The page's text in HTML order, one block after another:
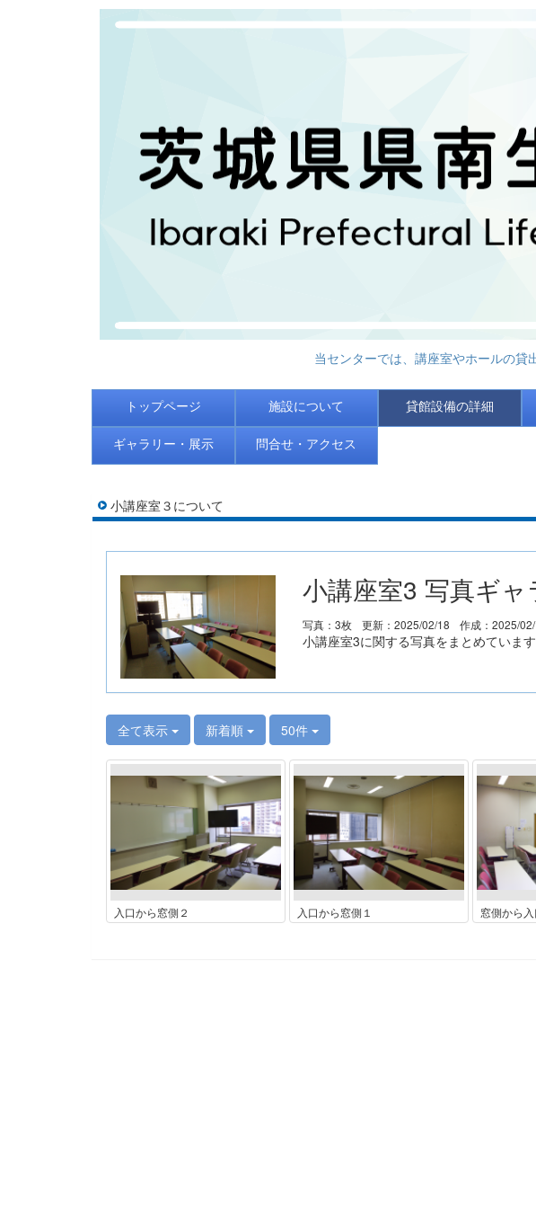
当センターでは、講座室やホールの貸
トップページ 施設について 貸館設備の詳細
ギャラリー・展示 問合せ・アクセス
小講座室３について
小講座室3 写真ギャ
写真：3枚 更新：2025/02/18 作成：2025/
小講座室3に関する写真をまとめています
全て表示 新着順 50件
入口から窓側２ 入口から窓側１ 窓側から入